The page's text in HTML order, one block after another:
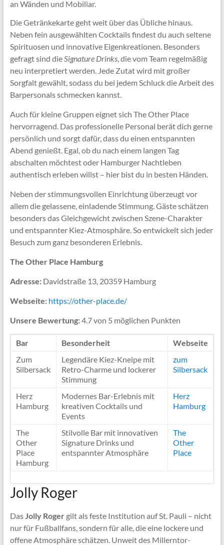
an Wänden und Mobiliar.
Die Getränkekarte geht weit über das Übliche hinaus.
Neben fein ausgewählten Cocktails findest du auch seltene
Spirituosen und innovative Eigenkreationen. Besonders
gefragt sind die Signature Drinks, die vom Team regelmäßig
neu interpretiert werden. Jede Zutat wird mit großer
Sorgfalt gewählt, sodass du bei jedem Schluck die Arbeit des
Barpersonals schmecken kannst.
Auch für kleine Gruppen eignet sich The Other Place
hervorragend. Das professionelle Personal berät dich gerne
persönlich und sorgt dafür, dass du einen entspannten
Abend genießt. Egal, ob du nach einem langen Tag
abschalten möchtest oder Hamburger Nachtleben
authentisch erleben willst – hier bist du in besten Händen.
Neben der stimmungsvollen Einrichtung überzeugt vor
allem die gelassene, einladende Stimmung. Gäste schätzen
besonders das Gleichgewicht zwischen Szene-Charakter
und entspannter Kiez-Atmosphäre. So entwickelt sich jeder
Besuch zum ganz besonderen Erlebnis.
The Other Place Hamburg
Adresse:Davidstraße 13, 20359 Hamburg
Webseite: https://other-place.de/
Unsere Bewertung:4.7 von 5 möglichen Punkten
Bar Besonderheit
Webseite
Zum
Silbersack
Legendäre Kiez-Kneipe mit
Retro-Charme und lockerer
Stimmung
zum
Silbersack
Herz
Hamburg
Modernes Bar-Erlebnis mit
kreativen Cocktails und
Events
Herz
Hamburg
The
Other
Place
Hamburg
Stilvolle Bar mit innovativen
Signature Drinks und
entspannter Atmosphäre
The
Other
Place
Jolly Roger
Das Jolly Rogergilt als feste Institution auf St. Pauli – nicht
nur für Fußballfans, sondern für alle, die eine lockere und
offene Atmosphäre schätzen. Unweit des Millerntor-